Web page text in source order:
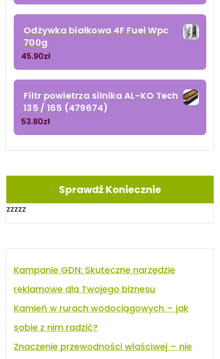
Odżywka białkowa 4F Fuel Wpc
700g
45.90zł
Filtr powietrza silnika AL-KO Tech
135 / 165 (479674)
53.80zł
Sprawdź Koniecznie
zzzzz
Kampanie GDN: Skuteczne narzędzie
reklamowe dla Twojego biznesu
Kamień w rurach wodociągowych – jak
sobie z nim radzić?
Znaczenie przewodności właściwej – nie